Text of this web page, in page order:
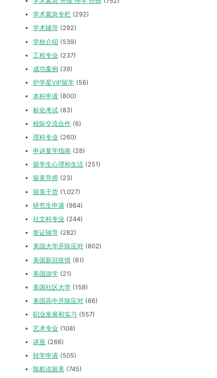
学术紧急专栏 (292)
学术辅导 (292)
学校介绍 (539)
工程专业 (237)
成功案例 (39)
护学星VIP留学 (56)
本科申请 (800)
标化考试 (83)
校际交流合作 (6)
理科专业 (260)
申诉复学指南 (28)
留学生心理和生活 (251)
留美导师 (23)
留美干货 (1,027)
研究生申请 (984)
社文科专业 (244)
签证辅导 (282)
美国大学开除应对 (802)
美国新冠疫情 (61)
美国游学 (21)
美国社区大学 (158)
美国高中开除应对 (66)
职业发展和实习 (557)
艺术专业 (108)
讲座 (266)
转学申请 (505)
陈航说留美 (745)